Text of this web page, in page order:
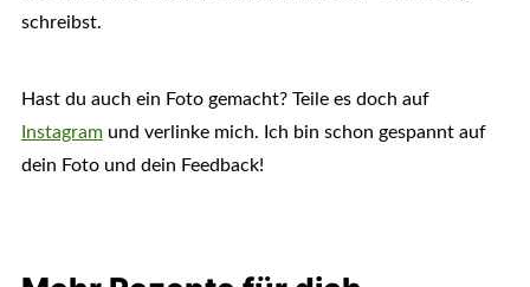
schreibst.
Hast du auch ein Foto gemacht? Teile es doch auf
Instagramund verlinke mich. Ich bin schon gespannt auf
dein Foto und dein Feedback!